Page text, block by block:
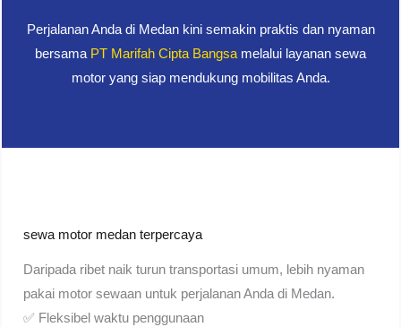
Perjalanan Anda di Medan kini semakin praktis dan nyaman
bersama PT Marifah Cipta Bangsa melalui layanan sewa
motor yang siap mendukung mobilitas Anda.
sewa motor medan terpercaya
Daripada ribet naik turun transportasi umum, lebih nyaman
pakai motor sewaan untuk perjalanan Anda di Medan.
✅ Fleksibel waktu penggunaan